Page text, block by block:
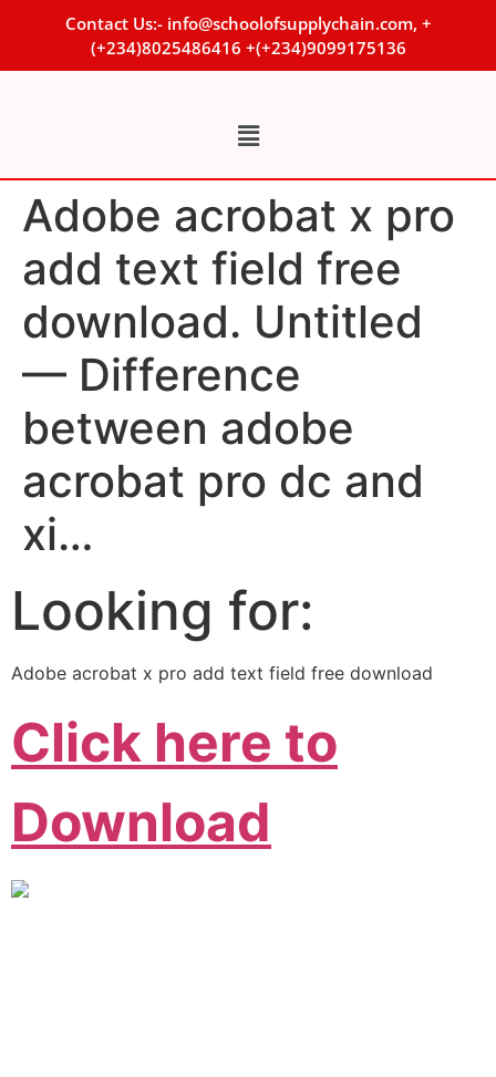
Contact Us:- info@schoolofsupplychain.com, +
(+234)8025486416 +(+234)9099175136
Adobe acrobat x pro
add text field free
download. Untitled
— Difference
between adobe
acrobat pro dc and
xi…
Looking for:
Adobe acrobat x pro add text field free download
Click here to
Download